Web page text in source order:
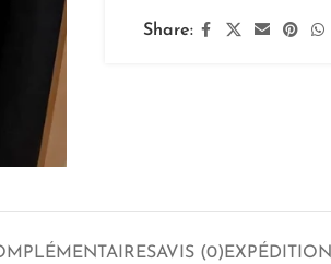
Share:
AVIS (0)